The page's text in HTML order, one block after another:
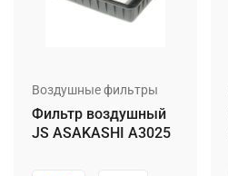
Воздушные фильтры
Фильтр воздушный
JS ASAKASHI A3025